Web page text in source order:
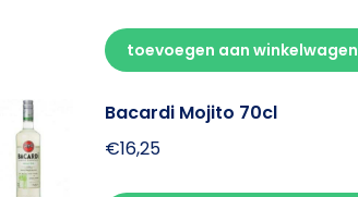
toevoegen aan winkelwagen
Bacardi Mojito 70cl
€16,25